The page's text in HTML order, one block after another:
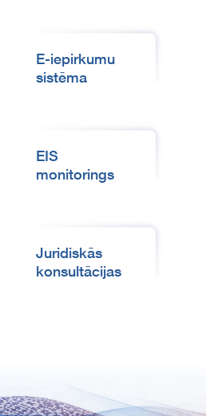
E-iepirkumu
sistēma
EIS
monitorings
Juridiskās
konsultācijas